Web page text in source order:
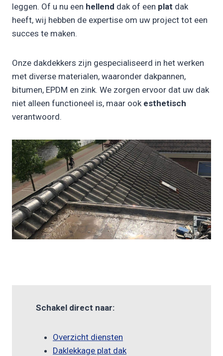
leggen. Of u nu een hellend dak of een plat dak
heeft, wij hebben de expertise om uw project tot een
succes te maken.
Onze dakdekkers zijn gespecialiseerd in het werken
met diverse materialen, waaronder dakpannen,
bitumen, EPDM en zink. We zorgen ervoor dat uw dak
niet alleen functioneel is, maar ook esthetisch
verantwoord.
Schakel direct naar:
Overzicht diensten
Daklekkage plat dak